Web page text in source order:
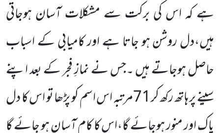
ہے کہ اس کی برکت سے مشکلات آسان ہوجاتی
ہیں،دل روشن ہو جاتا ہے اور کامیابی کے اسباب
حاصل ہوجاتے ہیں ۔جس نے نمازِ فجر کے بعد اپنے
سینے پر ہاتھ رکھ کر71مرتبہ اس اسم کو پڑھا تو اس کا دل
پاک اور منور ہوجائے گا،اس کا کام آسان ہو جائے گا